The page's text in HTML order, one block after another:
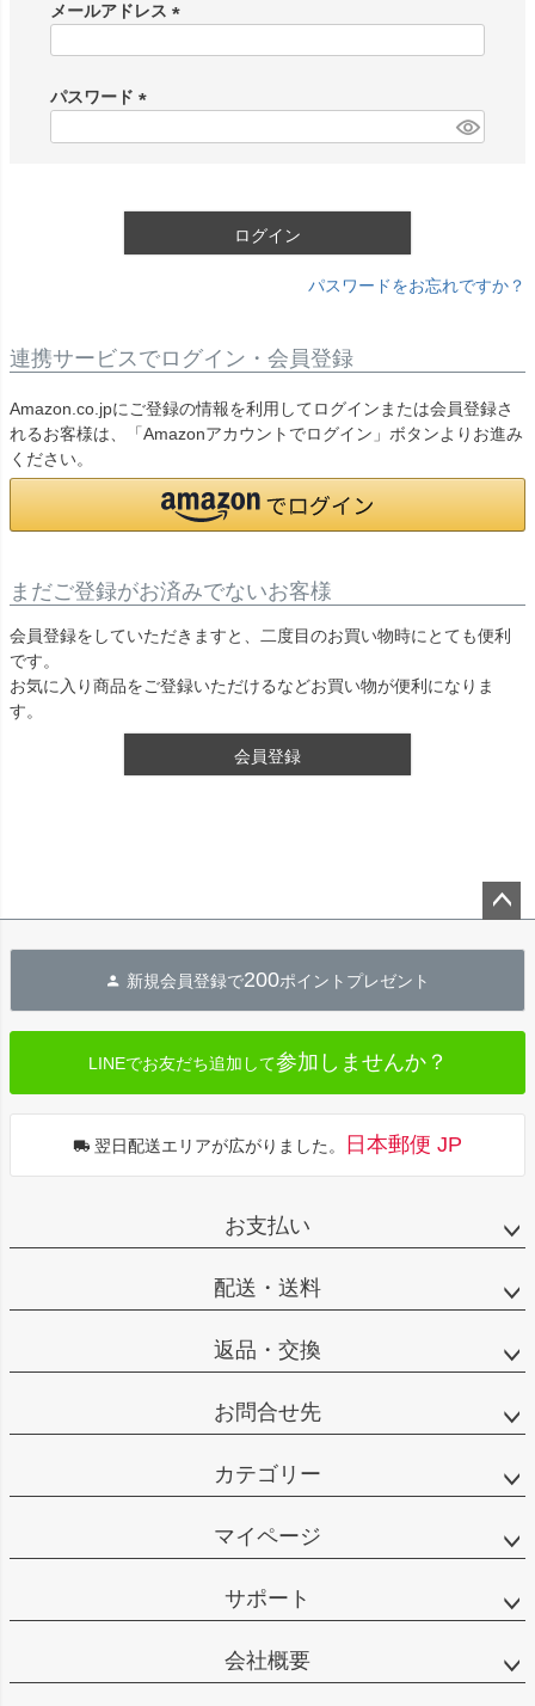
メールアドレス
)
パスワード
ログイン
パスワードをお忘れですか？
連携サービスでログイン・会員登録
Amazon.co.jpにご登録の情報を利用してログインまたは会員登録さ
れるお客様は、「Amazonアカウントでログイン」ボタンよりお進み
ください。
まだご登録がお済みでないお客様
会員登録をしていただきますと、二度目のお買い物時にとても便利
です。
お気に入り商品をご登録いただけるなどお買い物が便利になりま
す。
会員登録
へ
新規会員登録で200ポイントプレゼント
LINEでお友だち追加して参加しませんか？
翌日配送エリアが広がりました。 日本郵便 JP
お支払い
配送・送料
返品・交換
お問合せ先
カテゴリー
マイページ
サポート
会社概要